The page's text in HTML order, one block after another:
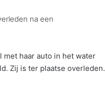
na een
met haar auto in het water
Zij is ter plaatse overleden.